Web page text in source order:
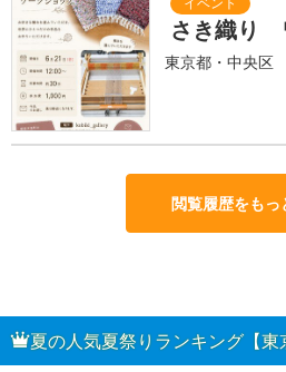
さき織り
東京都・中央区
閲覧履歴をもっ
夏の人気夏祭りランキング【東